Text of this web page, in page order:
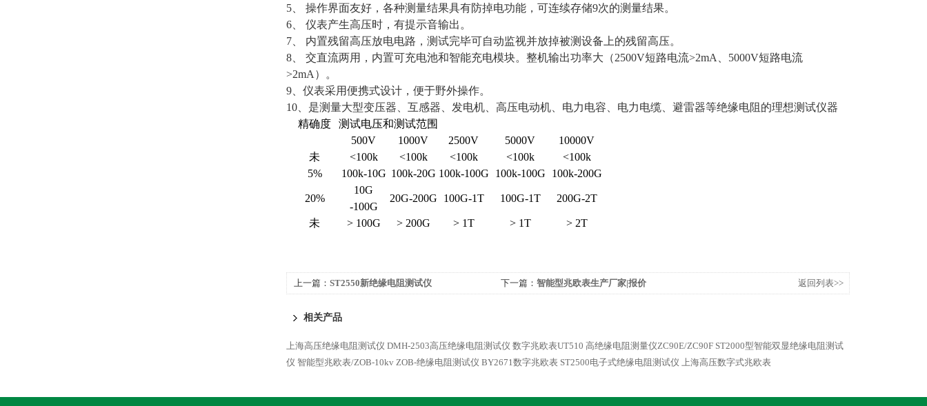
5、 操作界面友好，各种测量结果具有防掉电功能，可连续存储9次的测量结果。
6、 仪表产生高压时，有提示音输出。
7、 内置残留高压放电电路，测试完毕可自动监视并放掉被测设备上的残留高压。
8、 交直流两用，内置可充电池和智能充电模块。整机输出功率大（2500V短路电流>2mA、5000V短路电流
>2mA）。
9、仪表采用便携式设计，便于野外操作。
10、是测量大型变压器、互感器、发电机、高压电动机、电力电容、电力电缆、避雷器等绝缘电阻的理想测试仪器
精确度
测试电压和测试范围
500V
1000V 2500V 5000V
10000V
未
<100k <100k <100k <100k
<100k
5%
100k-10G 100k-20G 100k-100G 100k-100G 100k-200G
20%
10G
-100G
20G-200G 100G-1T 100G-1T 200G-2T
未 > 100G > 200G > 1T > 1T > 2T
上一篇： ST2550新绝缘电阻测试仪 下一篇： 智能型兆欧表生产厂家|报价 返回列表>>
相关产品
上海高压绝缘电阻测试仪 DMH-2503高压绝缘电阻测试仪 数字兆欧表UT510 高绝缘电阻测量仪ZC90E/ZC90F ST2000型智能双显绝缘电阻测试
仪 智能型兆欧表/ZOB-10kv ZOB-绝缘电阻测试仪 BY2671数字兆欧表 ST2500电子式绝缘电阻测试仪 上海高压数字式兆欧表